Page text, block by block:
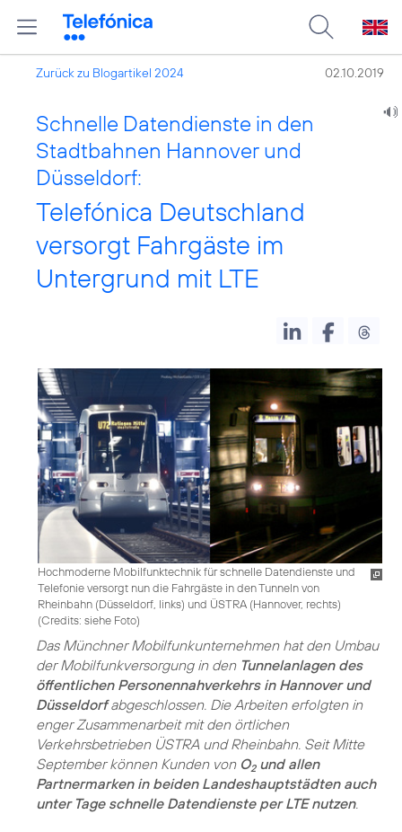
Zurück zu Blogartikel 2024 02.10.2019
Schnelle Datendienste in den
Stadtbahnen Hannover und
Düsseldorf:
Telefónica Deutschland
versorgt Fahrgäste im
Untergrund mit LTE
Hochmoderne Mobilfunktechnik für schnelle Datendienste und
Telefonie versorgt nun die Fahrgäste in den Tunneln von
Rheinbahn (Düsseldorf, links) und ÜSTRA (Hannover, rechts)
(Credits: siehe Foto)
Das Münchner Mobilfunkunternehmen hat den Umbau
der Mobilfunkversorgung in den Tunnelanlagen des
öffentlichen Personennahverkehrs in Hannover und
Düsseldorfabgeschlossen. Die Arbeiten erfolgten in
enger Zusammenarbeit mit den örtlichen
Verkehrsbetrieben ÜSTRA und Rheinbahn. Seit Mitte
September können Kunden von O2und allen
Partnermarken in beiden Landeshauptstädten auch
unter Tage schnelle Datendienste per LTE nutzen.